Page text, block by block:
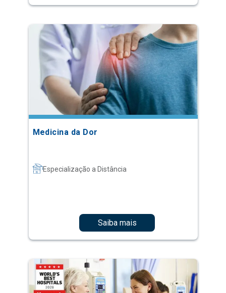
Medicina da Dor
Especialização a Distância
Saiba mais